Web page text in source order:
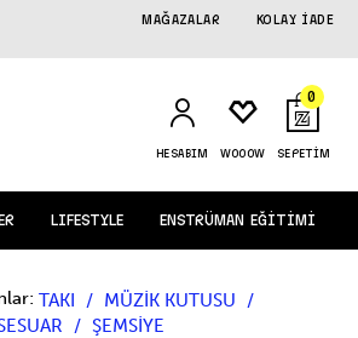
KOLAY İADE
MAĞAZALAR
HESABIM WOOOW
0
SEPETİM
LIFESTYLE ENSTRÜMAN EĞİTİMİ
TAKI
MÜZİK KUTUSU
ŞEMSİYE